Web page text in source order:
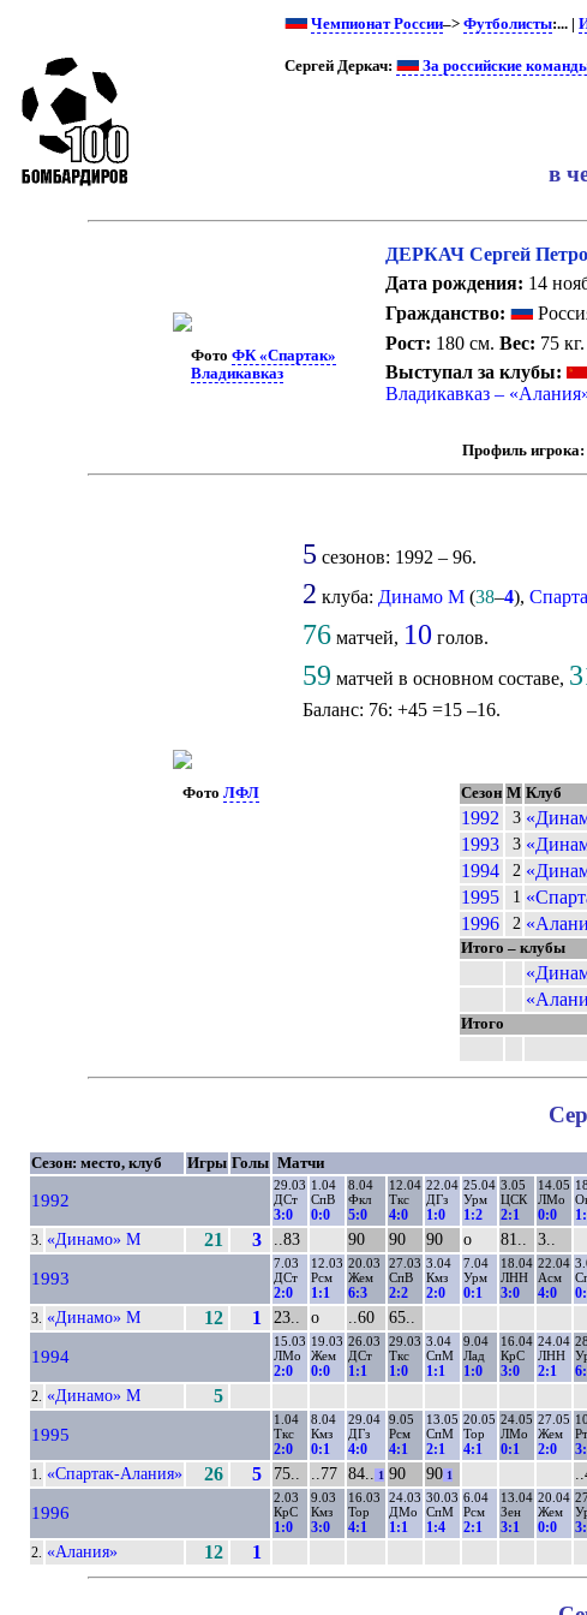
Чемпионат России–>Футболисты:... |
Сергей Деркач: За российские
в
Фото ФК «Спартак»
Владикавказ
ДЕРКАЧ Сергей
Дата рождения: 14
Гражданство:
Рост: 180 см.Вес: 75 кг.
Выступал за клубы:
Владикавказ –
Профиль игрока:
Фото ЛФЛ
5 сезонов: 1992 – 96.
2 клуба: Динамо М (38–4),
76 матчей, 10 голов.
59 матчей в основном составе,
Баланс: 76: +45 =15 –16.
Сезон М Клуб
1992 3
1993
3
1994
2
1995
1
1996
2
Итого – клубы
Итого
Сезон: место, клуб Игры Голы Матчи
1992
29.03
ДСт
3:0
1.04
СпВ
0:0
8.04
Фкл
5:0
12.04
Ткс
4:0
22.04
ДГз
1:0
25.04
Урм
1:2
3.05
ЦСК
2:1
14.05
ЛМо
0:0
3. «Динамо» М 21 3 ..83 90 90 90 о 81.. 3..
1993
7.03
ДСт
2:0
12.03
Рсм
1:1
20.03
Жем
6:3
27.03
СпВ
2:2
3.04
Кмз
2:0
7.04
Урм
0:1
18.04
ЛНН
3:0
22.04
Асм
4:0
3. «Динамо» М 12 1 23.. о ..60 65..
1994
15.03
ЛМо
2:0
19.03
Жем
0:0
26.03
ДСт
1:1
29.03
Ткс
1:0
3.04
СпМ
1:1
9.04
Лад
1:0
16.04
КрС
3:0
24.04
ЛНН
2:1
2. «Динамо» М 5
1995
1.04
Ткс
2:0
8.04
Кмз
0:1
29.04
ДГз
4:0
9.05
Рсм
4:1
13.05
СпМ
2:1
20.05
Тор
4:1
24.05
ЛМо
0:1
27.05
Жем
2:0
1. «Спартак-Алания» 26 5 75.. ..77 84.. 1 90 901
1996
2.03
КрС
1:0
9.03
Кмз
3:0
16.03
Тор
4:1
24.03
ДМо
1:1
30.03
СпМ
1:4
6.04
Рсм
2:1
13.04
Зен
3:1
20.04
Жем
0:0
2. «Алания» 12 1